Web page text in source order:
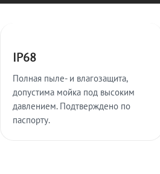
IP68
Полная пыле- и влагозащита,
допустима мойка под высоким
давлением. Подтверждено по
паспорту.